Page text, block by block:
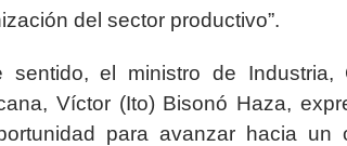
del sector productivo”.
sentido, el ministro de Industria,
Víctor (Ito) Bisonó Haza,
para avanzar hacia un